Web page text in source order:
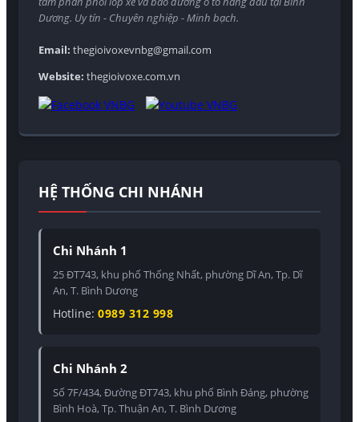
Dương. Uy tín - Chuyên nghiệp - Minh bạch.
Email: thegioivoxevnbg@gmail.com
Website: thegioivoxe.com.vn
HỆ THỐNG CHI NHÁNH
Chi Nhánh 1
25 ĐT743, khu phố Thống Nhất, phường Dĩ An, Tp. Dĩ
An, T. Bình Dương
Hotline: 0989 312 998
Chi Nhánh 2
Số 7F/434, Đường ĐT743, khu phố Bình Đáng, phường
Bình Hoà, Tp. Thuận An, T. Bình Dương